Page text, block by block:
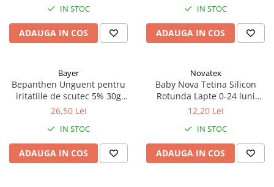
Altele-Suplimente alimentare
Promo Ianuarie-Septembrie
IN STOC
ADAUGA IN COS
IN STOC
ADAUGA IN COS
Bayer
Bepanthen Unguent pentru
iritatiile de scutec 5% 30g
Zephyr Labs
26,50 Lei
IN STOC
ADAUGA IN COS
Novatex
Baby Nova Tetina Silicon
Rotunda Lapte 0-24 luni
17302, 2 buc Zephyr Labs
12,20 Lei
IN STOC
ADAUGA IN COS